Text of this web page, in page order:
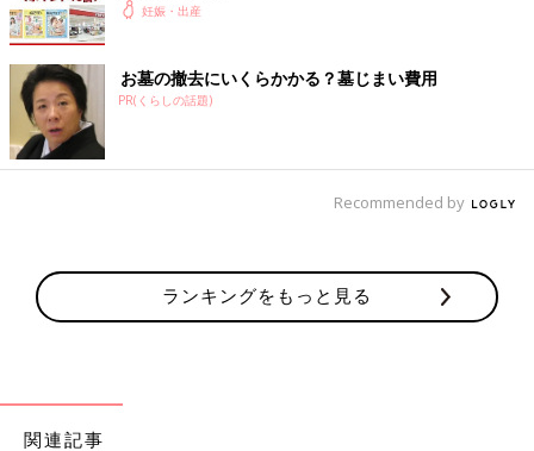
息子さん二人とのお出かけ。
――第三子の妊娠までのことを教えてください。お仕事とどう両
撮影を行っていました。私は仕事でプレッシャーを受けやすいと
自分でも感じていましたし、アクションのある役柄が多くて過酷
な撮影ばかりだったので、その年の3月から、一旦仕事をお休み
第三子が生まれたら、ちょうど４歳、２歳、
妊娠・出産
お墓の撤去にいくらかかる？墓じまい費用
PR(くらしの話題)
Recommended by
ランキングをもっと見る
関連記事